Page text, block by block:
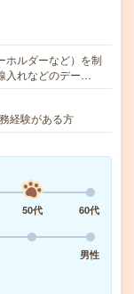
ホルダーなど）を制
入れなどのデー…
経験がある方
50代
60代
男性